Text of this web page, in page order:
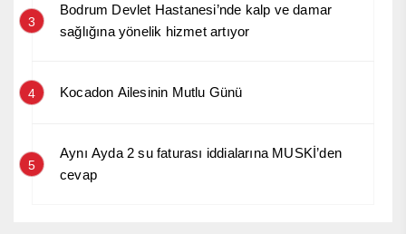
3
Bodrum Devlet Hastanesi’nde kalp ve damar
sağlığına yönelik hizmet artıyor
4 Kocadon Ailesinin Mutlu Günü
5
Aynı Ayda 2 su faturası iddialarına MUSKİ’den
cevap